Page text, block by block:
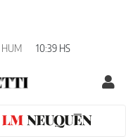
HUM 10:39 HS